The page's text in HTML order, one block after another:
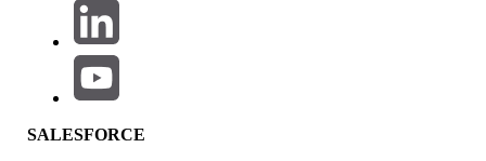
Funksjonsinnvirkning
SALESFORCE